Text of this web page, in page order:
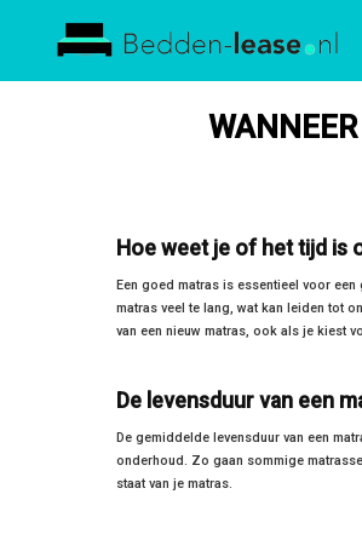
Bedden
Hoe weet je of het tijd is
Een goed matras is essentieel voor
matras veel te lang, wat kan leiden tot
van een nieuw matras, ook als je kiest
De levensduur van een
De gemiddelde levensduur van een
onderhoud. Zo gaan sommige
staat van je matras.